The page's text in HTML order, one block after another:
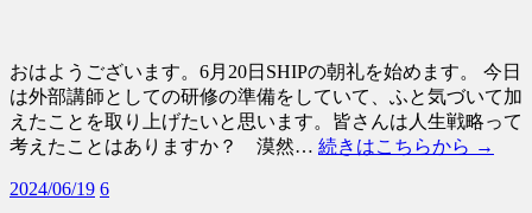
おはようございます。6月20日SHIPの朝礼を始めます。 今日
は外部講師としての研修の準備をしていて、ふと気づいて加
えたことを取り上げたいと思います。皆さんは人生戦略って
考えたことはありますか？ 漠然… 続きはこちらから →
2024/06/19 6